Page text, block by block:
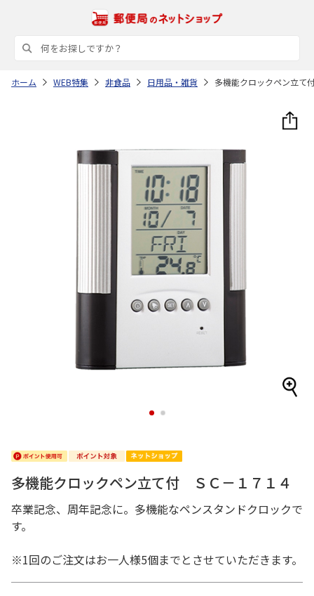
ホーム WEB特集 非食品 日用品・雑貨 多機能クロックペン立
1 2
多機能クロックペン立て付 ＳＣ－１７１４
卒業記念、周年記念に。多機能なペンスタンドクロックで
す。
※1回のご注文はお一人様5個までとさせていただきます。